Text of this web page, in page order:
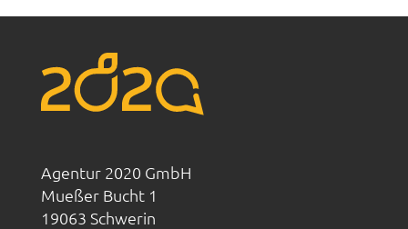
Agentur 2020 GmbH
Mueßer Bucht 1
19063 Schwerin